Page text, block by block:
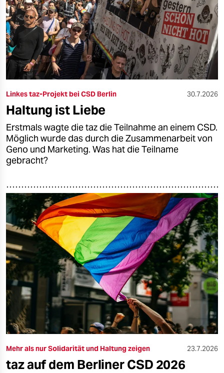
epaper login
Linkes taz-Projekt bei CSD Berlin 30.7.2026
Haltung ist Liebe
Erstmals wagte die taz die Teilnahme an einem CSD.
Möglich wurde das durch die Zusammenarbeit von
Geno und Marketing. Was hat die Teilname
gebracht?
Mehr als nur Solidarität und Haltung zeigen 23.7.2026
taz auf dem Berliner CSD 2026